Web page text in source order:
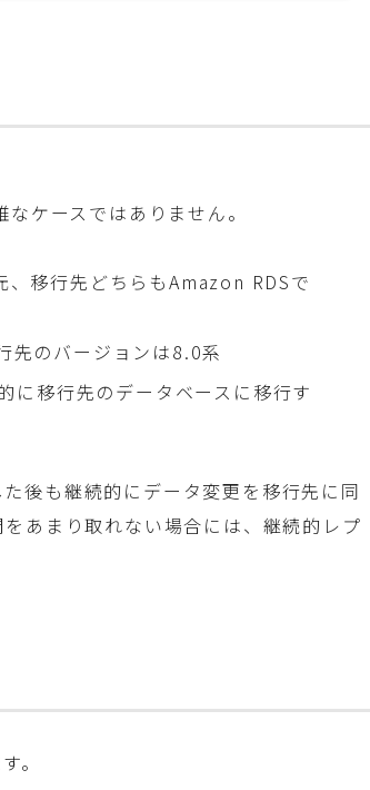
ケースではありません。
移行先どちらもAmazon RDSで
先のバージョンは8.0系
に移行先のデータベースに移行す
後も継続的にデータ変更を移行先に同
あまり取れない場合には、継続的レプ
。